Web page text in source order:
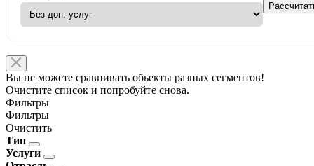
Вы не можете сравнивать обьекты разных сегментов!
Очистите список и попробуйте снова.
Фильтры
Фильтры
Очистить
Тип
Услуги